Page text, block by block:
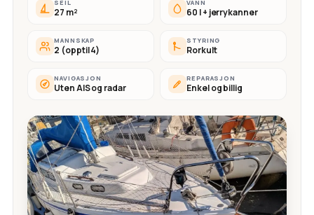
SEIL
27 m²
VANN
60 l + jerrykanner
MANNSKAP
2 (opptil 4)
STYRING
Rorkult
NAVIGASJON
Uten AIS og radar
REPARASJON
Enkel og billig